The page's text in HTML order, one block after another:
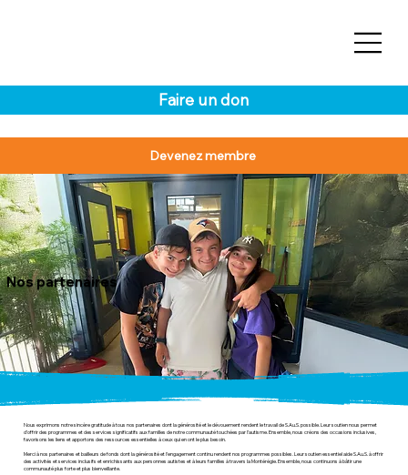
Devenez membre
Faire un don
Nos partenaires
Nous exprimons notre sincère gratitude à tous nos partenaires dont la générosité et le dévouement rendent le travail de S.Au.S. possible. Leur soutien nous permet
d’offrir des programmes et des services significatifs aux familles de notre communauté touchées par l’autisme. Ensemble, nous créons des occasions inclusives,
favorisons les liens et apportons des ressources essentielles à ceux qui en ont le plus besoin.
Merci à nos partenaires et bailleurs de fonds dont la générosité et l’engagement continu rendent nos programmes possibles. Leur soutien essentiel aide S.Au.S. à offrir
des activités et services inclusifs et enrichissants aux personnes autistes et à leurs familles à travers la Montérégie. Ensemble, nous continuons à bâtir une
communauté plus forte et plus bienveillante.